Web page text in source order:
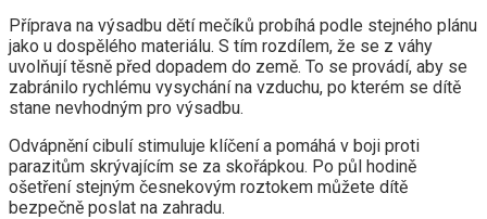
Příprava na výsadbu dětí mečíků probíhá podle stejného plánu
jako u dospělého materiálu. S tím rozdílem, že se z váhy
uvolňují těsně před dopadem do země. To se provádí, aby se
zabránilo rychlému vysychání na vzduchu, po kterém se dítě
stane nevhodným pro výsadbu.
Odvápnění cibulí stimuluje klíčení a pomáhá v boji proti
parazitům skrývajícím se za skořápkou. Po půl hodině
ošetření stejným česnekovým roztokem můžete dítě
bezpečně poslat na zahradu.